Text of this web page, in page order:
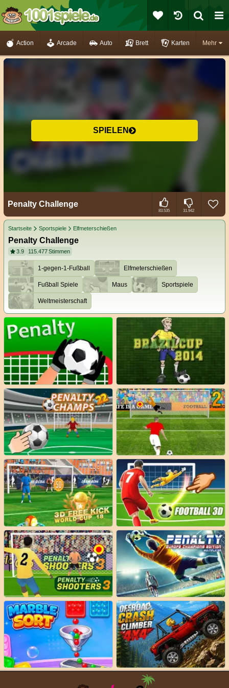
Mehr
Action Arcade Auto Brett Karten
SPIELEN
Penalty Challenge
83.535 31.942
Startseite Sportspiele Elfmeterschießen
Penalty Challenge
3.9 115.477Stimmen
1-gegen-1-Fußball Elfmeterschießen
Fußball Spiele Maus Sportspiele
Weltmeisterschaft